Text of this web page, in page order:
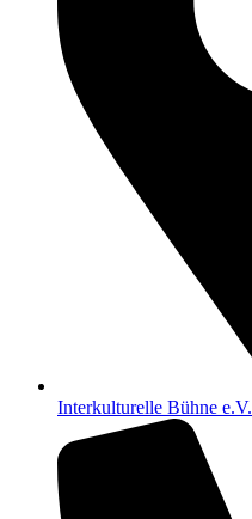
Interkulturelle Bühne e.V.